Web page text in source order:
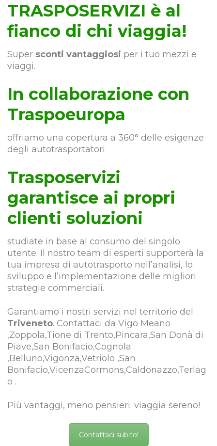
TRASPOSERVIZI è al
fianco di chi viaggia!
Super sconti vantaggiosi per i tuo mezzi e
viaggi.
In collaborazione con
Traspoeuropa
offriamo una copertura a 360° delle esigenze
degli autotrasportatori
Trasposervizi
garantisce ai propri
clienti soluzioni
studiate in base al consumo del singolo
utente. Il nostro team di esperti supporterà la
tua impresa di autotrasporto nell’analisi, lo
sviluppo e l’implementazione delle migliori
strategie commerciali.
Garantiamo i nostri servizi nel territorio del
Triveneto. Contattaci da Vigo Meano
,Zoppola,Tione di Trento,Pincara,San Donà di
Piave,San Bonifacio,Cognola
,Belluno,Vigonza,Vetriolo ,San
Bonifacio,VicenzaCormons,Caldonazzo,Terlag
o .
Più vantaggi, meno pensieri: viaggia sereno!
Contattaci subito!